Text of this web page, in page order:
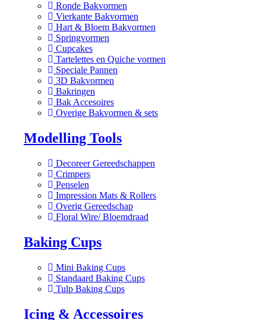
Ronde Bakvormen
Vierkante Bakvormen
Hart & Bloem Bakvormen
Springvormen
Cupcakes
Tartelettes en Quiche vormen
Speciale Pannen
3D Bakvormen
Bakringen
Bak Accesoires
Overige Bakvormen & sets
Modelling Tools
Decoreer Gereedschappen
Crimpers
Penselen
Impression Mats & Rollers
Overig Gereedschap
Floral Wire/ Bloemdraad
Baking Cups
Mini Baking Cups
Standaard Baking Cups
Tulp Baking Cups
Icing & Accessoires